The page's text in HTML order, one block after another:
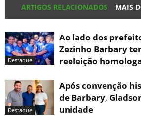
ARTIGOS RELACIONADOS MAIS
Destaque
Ao lado dos
Zezinho Barbary
reeleição
Destaque
Após convenção
de Barbary,
unidade